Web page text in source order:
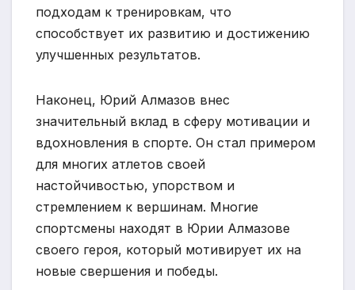
подходам к тренировкам, что
способствует их развитию и достижению
улучшенных результатов.
Наконец, Юрий Алмазов внес
значительный вклад в сферу мотивации и
вдохновления в спорте. Он стал примером
для многих атлетов своей
настойчивостью, упорством и
стремлением к вершинам. Многие
спортсмены находят в Юрии Алмазове
своего героя, который мотивирует их на
новые свершения и победы.